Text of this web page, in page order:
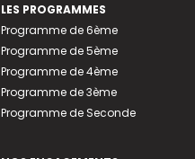
LES PROGRAMMES
Programme de 6ème
Programme de 5ème
Programme de 4ème
Programme de 3ème
Programme de Seconde